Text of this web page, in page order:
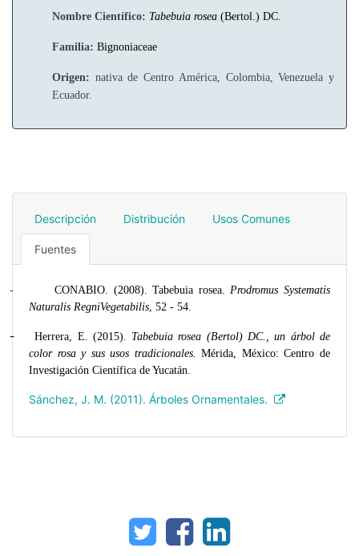
Nombre Científico: Tabebuia rosea (Bertol.) DC.
Familia: Bignoniaceae
Origen: nativa de Centro América, Colombia, Venezuela y
Ecuador.
Descripción Distribución Usos Comunes
Fuentes
- CONABIO. (2008). Tabebuia rosea.Prodromus Systematis
Naturalis RegniVegetabilis, 52 - 54.
- Herrera, E. (2015). Tabebuia rosea (Bertol) DC., un árbol de
color rosa y sus usos tradicionales. Mérida, México: Centro de
Investigación Científica de Yucatán.
Sánchez, J. M. (2011). Árboles Ornamentales.